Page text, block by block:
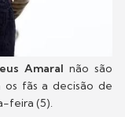
Amaralnão são
os fãs a decisão de
feira (5).